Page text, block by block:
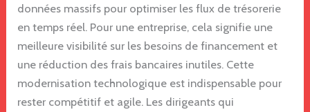
données massifs pour optimiser les flux de trésorerie
en temps réel. Pour une entreprise, cela signifie une
meilleure visibilité sur les besoins de financement et
une réduction des frais bancaires inutiles. Cette
modernisation technologique est indispensable pour
rester compétitif et agile. Les dirigeants qui